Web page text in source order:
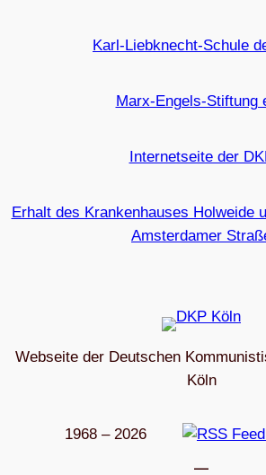
Karl-Liebknecht-Schule
Marx-Engels-Stiftung
Internetseite der
Erhalt des Krankenhauses Holweide
Amsterdamer
Webseite der Deutschen
Köln
1968 – 2026